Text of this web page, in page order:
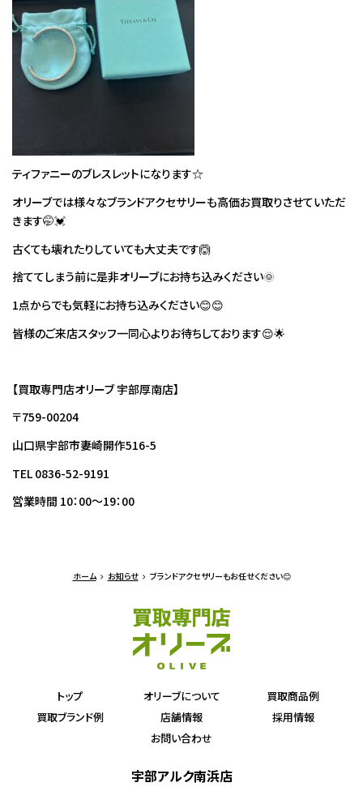
ティファニーのブレスレットになります☆
オリーブでは様々なブランドアクセサリーも高価お買取りさせていただ
きます🤭💓
古くても壊れたりしていても大丈夫です🙆
捨ててしまう前に是非オリーブにお持ち込みください🌞
1点からでも気軽にお持ち込みください😊😊
皆様のご来店スタッフ一同心よりお待ちしております😌🌟
【買取専門店オリーブ 宇部厚南店】
〒759-00204
山口県宇部市妻崎開作516-5
TEL 0836-52-9191
営業時間 10：00～19：00
ホーム お知らせ ブランドアクセサリーもお任せください😊
トップ オリーブについて
買取商品例
買取ブランド例
店舗情報
採用情報
お問い合わせ
宇部アルク南浜店